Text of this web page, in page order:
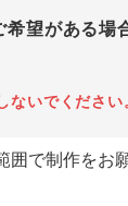
希望がある場
ないでください